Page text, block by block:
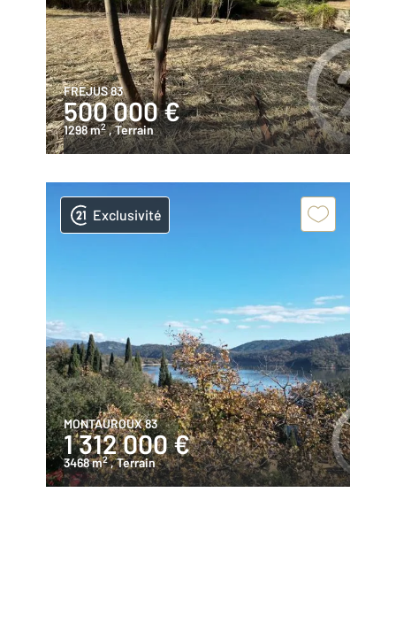
FREJUS 83
500 000 €
1298 m2 , Terrain
Exclusivité
MONTAUROUX 83
1 312 000 €
3468 m2 , Terrain